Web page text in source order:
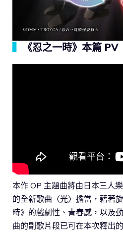
《忍之一時》本篇 PV
本作 OP 主題曲將由日本三人
的全新歌曲〈光〉擔當，藉著
時》的戲劇性、青春感，以及
曲的副歌片段已可在本次釋出